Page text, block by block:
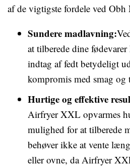
af de vigtigste fordele ved
Sundere madlavning:
at tilberede dine
indtag af fedt betydeligt
kompromis med smag og
Hurtige og effektive
Airfryer XXL opvarmes
mulighed for at tilberede
behøver ikke at vente
eller ovne, da Airfryer